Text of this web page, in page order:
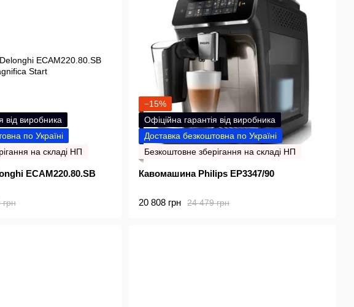
від виробника
по Україні
на складі НП
ECAM220.80.SB
−15%
Офіційна гарантія від виробника
Доставка безкоштовна по Україні
Безкоштовне зберігання на складі НП
Кавомашина Philips EP3347/90
24 479 грн
20 808 грн